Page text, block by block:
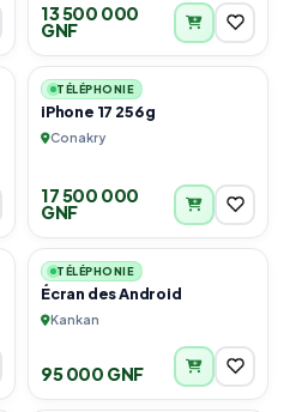
13 500 000
GNF
1
TÉLÉPHONIE
iPhone 17 256 g
Conakry
17 500 000
GNF
1
TÉLÉPHONIE
Écran des Android
Kankan
95 000 GNF
5